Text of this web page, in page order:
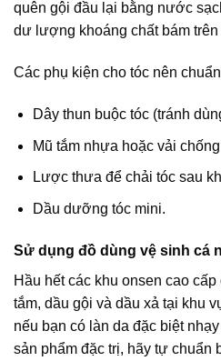
quên gội đầu lại bằng nước
dư lượng khoáng chất bám trên
Các phụ kiện cho tóc nên
Dây thun buộc tóc (tránh
Mũ tắm nhựa hoặc vải
Lược thưa để chải tóc sau
Dầu dưỡng tóc mini.
Sử dụng đồ dùng vệ sinh cá
Hầu hết các khu onsen cao
tắm, dầu gội và dầu xả tại khu
nếu bạn có làn da đặc biệt
sản phẩm đặc trị, hãy tự chuẩn